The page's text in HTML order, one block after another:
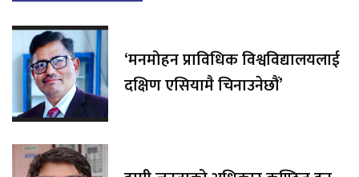
‘मनमोहन प्राविधिक विश्वविद्यालयलाई
दक्षिण एसियामै चिनाउनेछौं’